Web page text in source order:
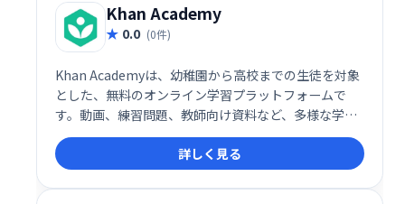
Khan Academy
0.0 (0件)
Khan Academyは、幼稚園から高校までの生徒を対象
とした、無料のオンライン学習プラットフォームで
す。動画、練習問題、教師向け資料など、多様な学習
リソースを提供し、様々な科目の学習をサポートしま
す。毎月4000万人以上の生徒が利用しており、補足学
習や家庭学習に最適です。寄付によって運営されてい
る非営利団体です。
詳しく見る